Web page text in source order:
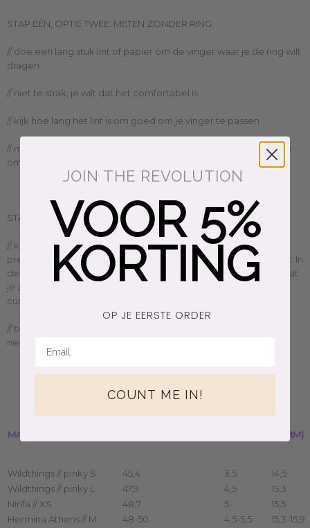
STAP ÉÉN, OPTIE TWEE: METEN ZONDER RING
// doe een lang stuk lint of papier om de vinger waar je de ring wilt
dragen
// niet te strak, je wilt dat het comfortabel is
// kijk hoe lang het lint is om goed om je vinger te passen
// meet met een liniaal of centimeter hoeveel mm het is. Dit is je
omtrek
STAP TWEE:
// kijk in de tabel welke maat jouw maat is. Bijna niemand past
precies in een maat, maar kies de dichtstbijzijnde grotere maat. In
de beschrijving staat altijd de diameter (Ø) en/of USA maat zodat
je zeker weet dat je de goede maat bestelt, welke ring ook je
current obsession is
// bestel je gorgeous nieuwe favoriet, draag hem elke dag en
neem hem mee op avontuur
MAAT PER MERK Ø (MM)
Wildthings // pinky S 45,4 3,5
14,5
Wildthings // pinky L
47,9 4,5
15,3
Ninfa // XS
48,7 5
15,5
Hermina Athens // M
48-50 4,5-5,5
15,3-15,9
JOIN THE REVOLUTION
VOOR 5%
KORTING
OP JE EERSTE ORDER
COUNT ME IN!